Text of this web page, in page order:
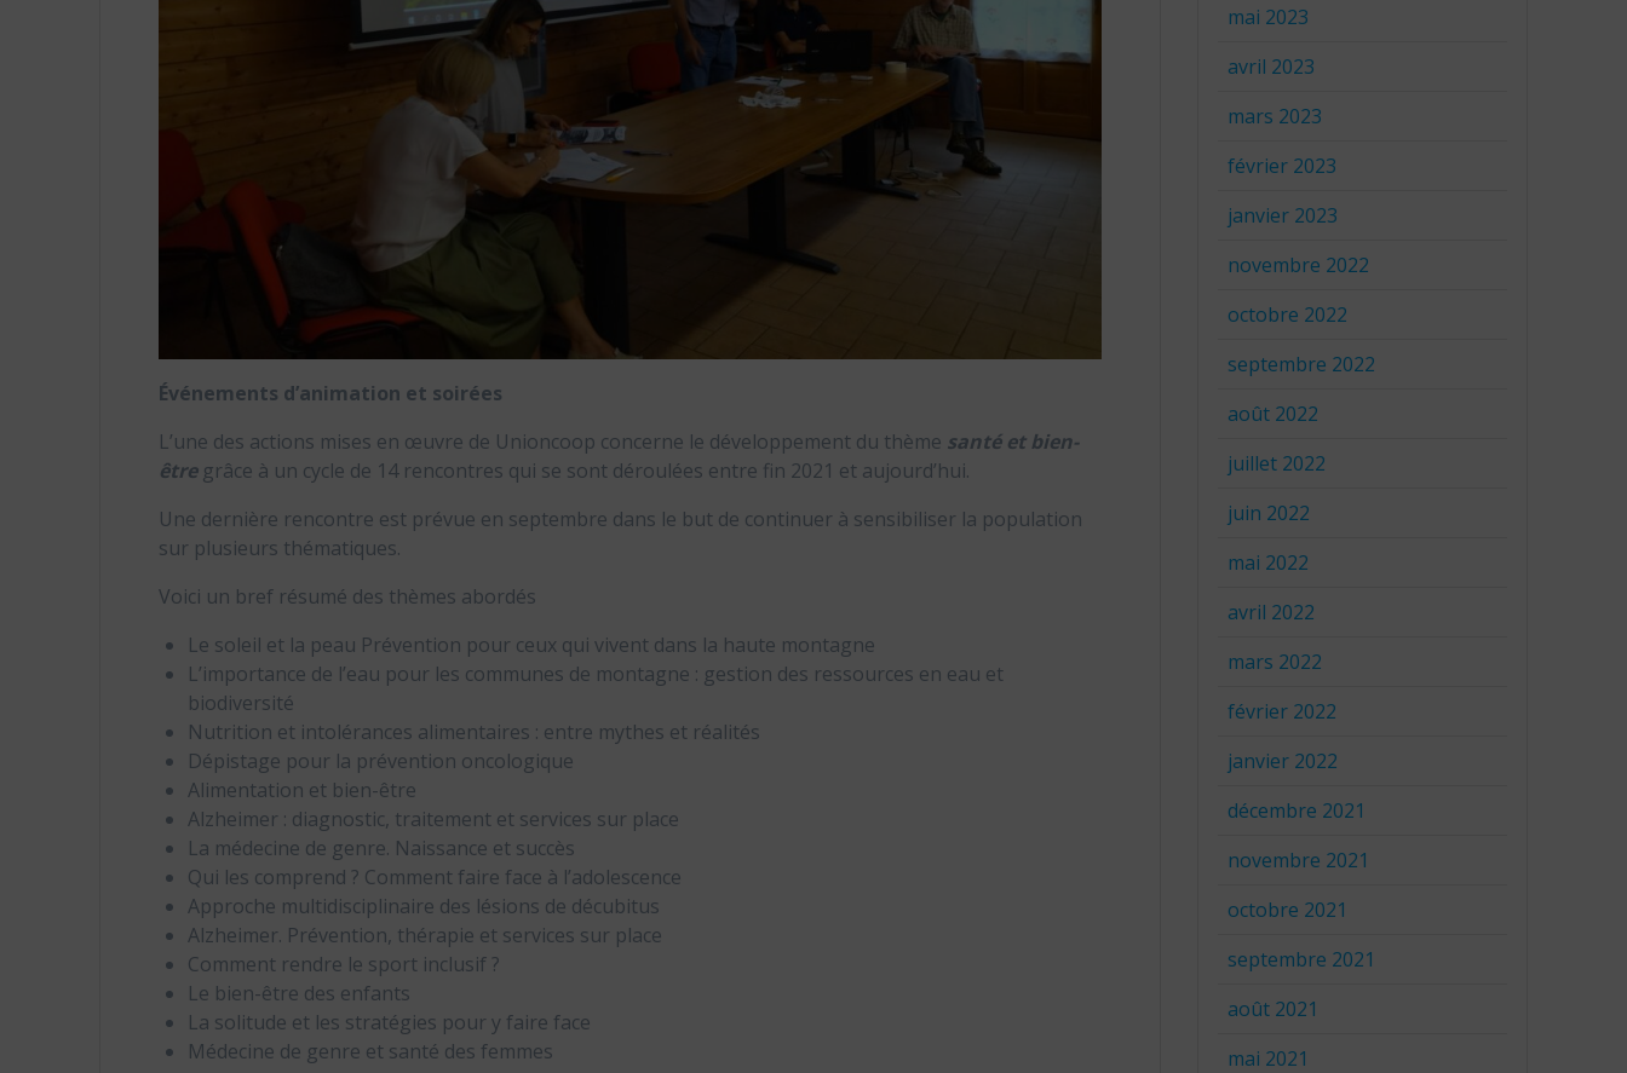
Événements d’animation et soirées
L’une des actions mises en œuvre de Unioncoop concerne le développement du thème santé et bien-
êtregrâce à un cycle de 14 rencontres qui se sont déroulées entre fin 2021 et aujourd’hui.
Une dernière rencontre est prévue en septembre dans le but de continuer à sensibiliser la population
sur plusieurs thématiques.
Voici un bref résumé des thèmes abordés
Le soleil et la peau Prévention pour ceux qui vivent dans la haute montagne
L’importance de l’eau pour les communes de montagne : gestion des ressources en eau et
biodiversité
Nutrition et intolérances alimentaires : entre mythes et réalités
Dépistage pour la prévention oncologique
Alimentation et bien-être
Alzheimer : diagnostic, traitement et services sur place
La médecine de genre. Naissance et succès
Qui les comprend ? Comment faire face à l’adolescence
Approche multidisciplinaire des lésions de décubitus
Alzheimer. Prévention, thérapie et services sur place
Comment rendre le sport inclusif ?
Le bien-être des enfants
La solitude et les stratégies pour y faire face
Médecine de genre et santé des femmes
mai 2023
avril 2023
mars 2023
février 2023
janvier 2023
novembre 2022
octobre 2022
septembre 2022
août 2022
juillet 2022
juin 2022
mai 2022
avril 2022
mars 2022
février 2022
janvier 2022
décembre 2021
novembre 2021
octobre 2021
septembre 2021
août 2021
mai 2021